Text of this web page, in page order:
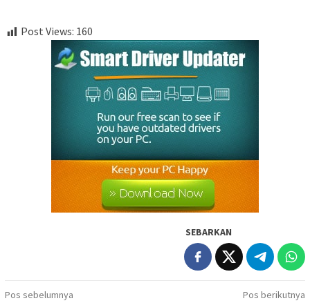
Post Views: 160
SEBARKAN
Navigasi
Pos sebelumnya
Pos berikutnya